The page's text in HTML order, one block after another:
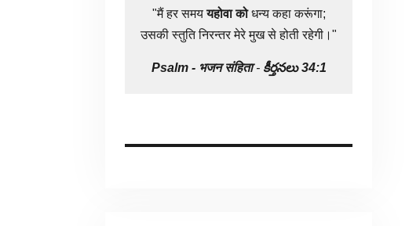
"मैं हर समययहोवा कोधन्य कहा करूंगा;
उसकी स्तुति निरन्तर मेरे मुख से होती रहेगी।"
Psalm - भजन संहिता- కీర్తనలు 34:1